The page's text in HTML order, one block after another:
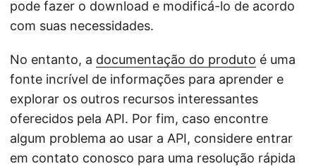
pode fazer o download e modificá-lo de acordo
com suas necessidades.
No entanto, a documentação do produto é uma
fonte incrível de informações para aprender e
explorar os outros recursos interessantes
oferecidos pela API. Por fim, caso encontre
algum problema ao usar a API, considere entrar
em contato conosco para uma resolução rápida